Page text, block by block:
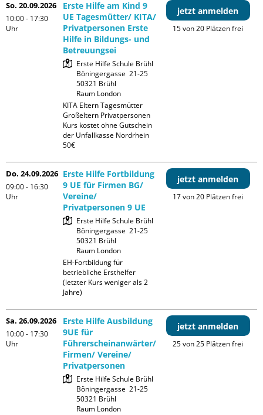
So. 20.09.2026
10:00 - 17:30
Uhr
Erste Hilfe am Kind 9
UE Tagesmütter/ KITA/
Privatpersonen Erste
Hilfe in Bildungs- und
Betreuungsei
Erste Hilfe Schule Brühl
Böningergasse  21-25
50321 Brühl
Raum London
KITA Eltern Tagesmütter
Großeltern Privatpersonen
Kurs kostet ohne Gutschein
der Unfallkasse Nordrhein
50€
jetzt anmelden
15 von 20 Plätzen frei
Do. 24.09.2026
09:00 - 16:30
Uhr
Erste Hilfe Fortbildung
9 UE für Firmen BG/
Vereine/
Privatpersonen 9 UE
Erste Hilfe Schule Brühl
Böningergasse  21-25
50321 Brühl
Raum London
EH-Fortbildung für
betriebliche Ersthelfer
(letzter Kurs weniger als 2
Jahre)
jetzt anmelden
17 von 20 Plätzen frei
Sa. 26.09.2026
10:00 - 17:30
Uhr
Erste Hilfe Ausbildung
9UE für
Führerscheinanwärter/
Firmen/ Vereine/
Privatpersonen
Erste Hilfe Schule Brühl
Böningergasse  21-25
50321 Brühl
Raum London
jetzt anmelden
25 von 25 Plätzen frei